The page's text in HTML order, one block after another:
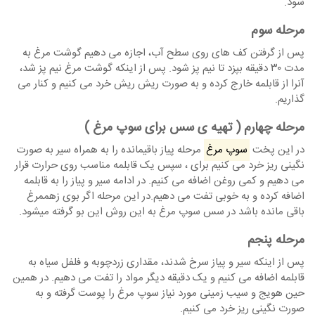
مرحله سوم
پس از گرفتن کف های روی سطح آب، اجازه می دهیم گوشت مرغ به
مدت ۳۰ دقیقه بپزد تا نیم پز شود. پس از اینکه گوشت مرغ نیم پز شد،
آنرا از قابلمه خارج کرده و به صورت ریش ریش خرد می کنیم و کنار می
گذاریم.
مرحله چهارم ( تهیه ی سس برای سوپ مرغ )
در این پخت سوپ مرغ مرحله پیاز باقیمانده را به همراه سیر به صورت
نگینی ریز خرد می کنیم برای ، سپس یک قابلمه مناسب روی حرارت قرار
می دهیم و کمی روغن اضافه می کنیم. در ادامه سیر و پیاز را به قابلمه
اضافه کرده و به خوبی تفت می دهیم.در این مرحله اگر بوی زهممرغ
باقی مانده باشد در سس سوپ مرغ به این روش این بو گرفته میشود.
مرحله پنجم
پس از اینکه سیر و پیاز سرخ شدند، مقداری زردچوبه و فلفل سیاه به
قابلمه اضافه می کنیم و یک دقیقه دیگر مواد را تفت می دهیم. در همین
حین هویج و سیب زمینی مورد نیاز سوپ مرغ را پوست گرفته و به
صورت نگینی ریز خرد می کنیم.